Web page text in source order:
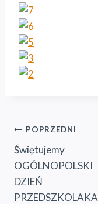
Nawigacja
wpisu
POPRZEDNI
Świętujemy
OGÓLNOPOLSKI
DZIEŃ
PRZEDSZKOLAKA